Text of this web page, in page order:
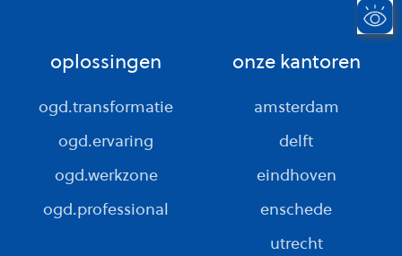
oplossingen
ogd.transformatie
ogd.ervaring
ogd.werkzone
ogd.professional
onze kantoren
amsterdam
delft
eindhoven
enschede
utrecht